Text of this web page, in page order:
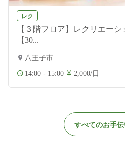
レク
【３階フロア】レクリエーシ
【30...
八王子市
14:00 - 15:00 2,000/日
すべてのお手